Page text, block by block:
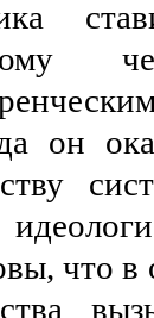
он
что в